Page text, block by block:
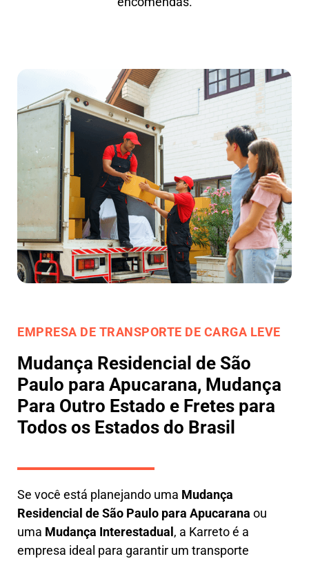
EMPRESA DE TRANSPORTE DE CARGA LEVE
Mudança Residencial de São
Paulo para Apucarana, Mudança
Para Outro Estado e Fretes para
Todos os Estados do Brasil
Se você está planejando uma Mudança
Residencial de São Paulo para Apucarana ou
uma Mudança Interestadual , a Karretoé a
empresa ideal para garantir um transporte